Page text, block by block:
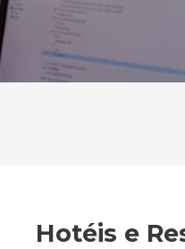
Hotéis e